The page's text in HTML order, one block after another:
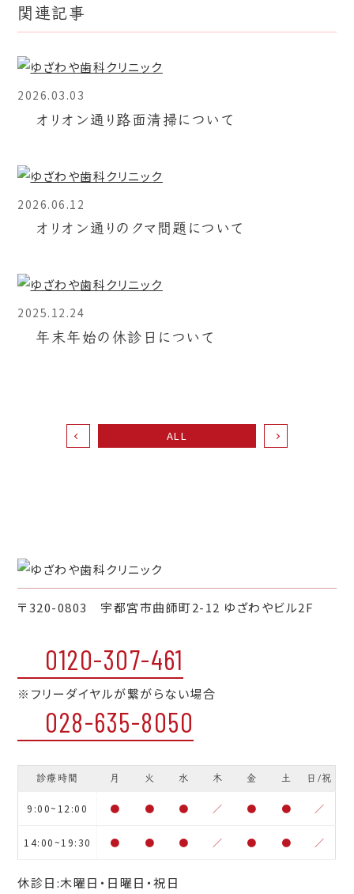
関連記事
2026.03.03
オリオン通り路面清掃について
2026.06.12
オリオン通りのクマ問題について
2025.12.24
年末年始の休診日について
ALL
〒320-0803 宇都宮市曲師町2-12 ゆざわやビル2F
0120-307-461
※フリーダイヤルが繋がらない場合
028-635-8050
診療時間 月 火 水 木 金 土 日/祝
9:00~12:00 ● ● ● ／ ● ● ／
14:00~19:30 ● ● ● ／ ● ● ／
休診日:木曜日・日曜日・祝日